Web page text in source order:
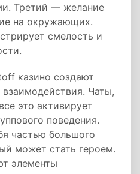
Третий — желание
на окружающих.
смелость и
казино создают
Чаты,
это активирует
поведения.
частью большого
может стать героем.
элементы